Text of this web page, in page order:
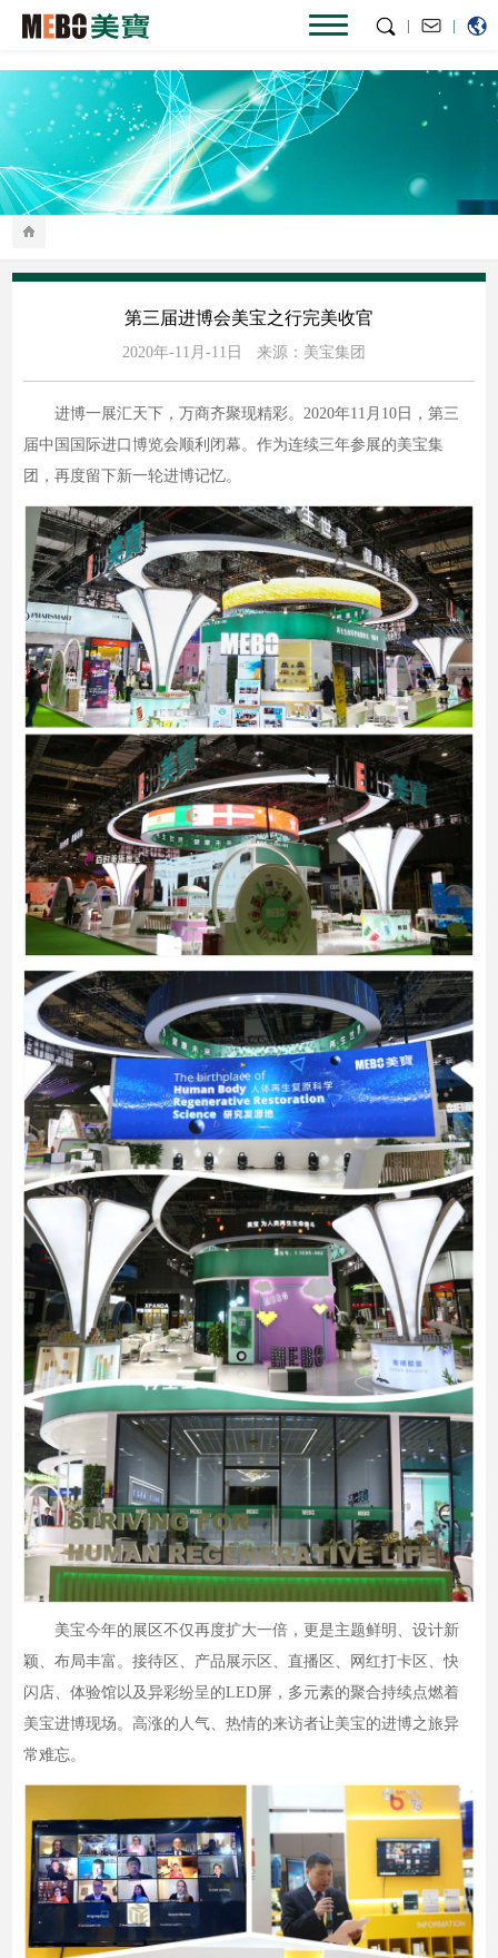
|
|
第三届进博会美宝之行完美收官
2020年-11月-11日 来源：美宝集团
进博一展汇天下，万商齐聚现精彩。2020年11月10日，第三
届中国国际进口博览会顺利闭幕。作为连续三年参展的美宝集
团，再度留下新一轮进博记忆。
美宝今年的展区不仅再度扩大一倍，更是主题鲜明、设计新
颖、布局丰富。接待区、产品展示区、直播区、网红打卡区、快
闪店、体验馆以及异彩纷呈的LED屏，多元素的聚合持续点燃着
美宝进博现场。高涨的人气、热情的来访者让美宝的进博之旅异
常难忘。